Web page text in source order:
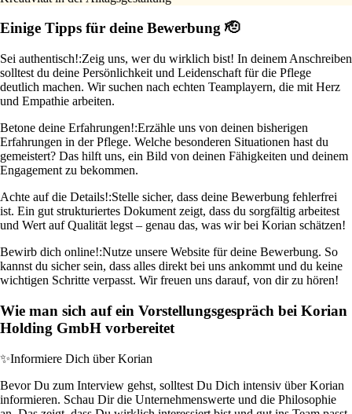
Einige Tipps für deine Bewerbung 🫡
Sei authentisch!:Zeig uns, wer du wirklich bist! In deinem Anschreiben
solltest du deine Persönlichkeit und Leidenschaft für die Pflege
deutlich machen. Wir suchen nach echten Teamplayern, die mit Herz
und Empathie arbeiten.
Betone deine Erfahrungen!:Erzähle uns von deinen bisherigen
Erfahrungen in der Pflege. Welche besonderen Situationen hast du
gemeistert? Das hilft uns, ein Bild von deinen Fähigkeiten und deinem
Engagement zu bekommen.
Achte auf die Details!:Stelle sicher, dass deine Bewerbung fehlerfrei
ist. Ein gut strukturiertes Dokument zeigt, dass du sorgfältig arbeitest
und Wert auf Qualität legst – genau das, was wir bei Korian schätzen!
Bewirb dich online!:Nutze unsere Website für deine Bewerbung. So
kannst du sicher sein, dass alles direkt bei uns ankommt und du keine
wichtigen Schritte verpasst. Wir freuen uns darauf, von dir zu hören!
Wie man sich auf ein Vorstellungsgespräch bei Korian
Holding GmbH vorbereitet
✨Informiere Dich über Korian
Bevor Du zum Interview gehst, solltest Du Dich intensiv über Korian
informieren. Schau Dir die Unternehmenswerte und die Philosophie